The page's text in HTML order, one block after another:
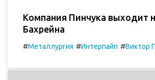
Компания Пинчука выходит
Бахрейна
#Металлургия #Интерпайп #Виктор